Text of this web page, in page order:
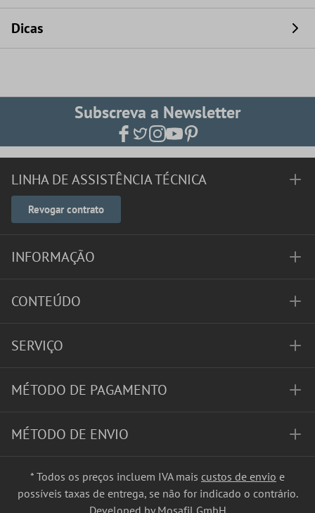
Dicas
Subscreva a Newsletter
LINHA DE ASSISTÊNCIA TÉCNICA
Revogar contrato
INFORMAÇÃO
CONTEÚDO
SERVIÇO
MÉTODO DE PAGAMENTO
MÉTODO DE ENVIO
* Todos os preços incluem IVA mais custos de envio e
possíveis taxas de entrega, se não for indicado o contrário.
Developed by Mosafil GmbH